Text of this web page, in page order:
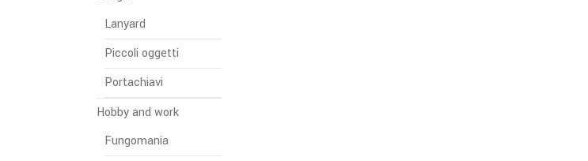
Lanyard
Piccoli oggetti
Portachiavi
Hobby and work
Fungomania